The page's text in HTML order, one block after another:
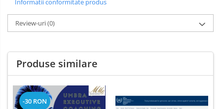
Informatii conformitate produs
Review-uri(0)
Produse similare
-30 RON